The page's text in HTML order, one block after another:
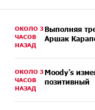
ОКОЛО 3
ЧАСОВ
НАЗАД
Выполняя
Аршак
ОКОЛО 3
ЧАСОВ
НАЗАД
Moody’s
позитивный